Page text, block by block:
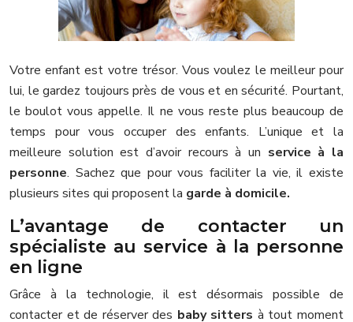
Votre enfant est votre trésor. Vous voulez le meilleur pour
lui, le gardez toujours près de vous et en sécurité. Pourtant,
le boulot vous appelle. Il ne vous reste plus beaucoup de
temps pour vous occuper des enfants. L’unique et la
meilleure solution est d’avoir recours à un service à la
personne. Sachez que pour vous faciliter la vie, il existe
plusieurs sites qui proposent la garde à domicile.
L’avantage de contacter un
spécialiste au service à la personne
en ligne
Grâce à la technologie, il est désormais possible de
contacter et de réserver des baby sitters à tout moment